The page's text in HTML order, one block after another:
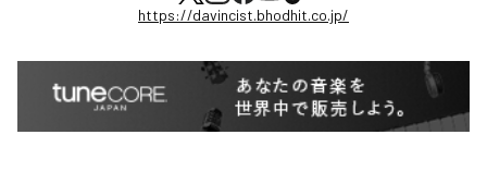
https://davincist.bhodhit.co.jp/